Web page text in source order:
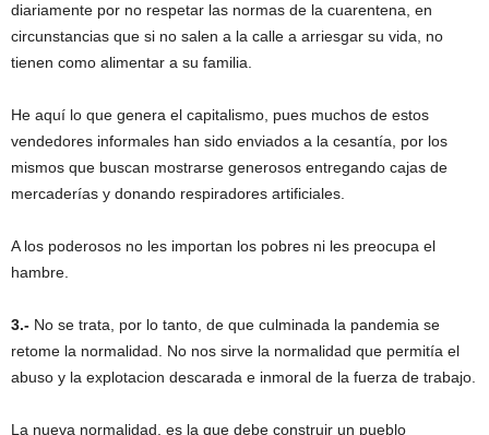
diariamente por no respetar las normas de la cuarentena, en
circunstancias que si no salen a la calle a arriesgar su vida, no
tienen como alimentar a su familia.
He aquí lo que genera el capitalismo, pues muchos de estos
vendedores informales han sido enviados a la cesantía, por los
mismos que buscan mostrarse generosos entregando cajas de
mercaderías y donando respiradores artificiales.
A los poderosos no les importan los pobres ni les preocupa el
hambre.
3.- No se trata, por lo tanto, de que culminada la pandemia se
retome la normalidad. No nos sirve la normalidad que permitía el
abuso y la explotacion descarada e inmoral de la fuerza de trabajo.
La nueva normalidad, es la que debe construir un pueblo